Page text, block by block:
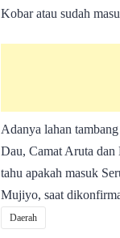
Kobar atau sudah
Adanya lahan
Dau, Camat Aruta dan
tahu apakah masuk
Mujiyo, saat
Daerah